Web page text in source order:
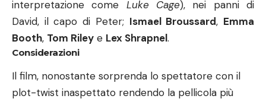
interpretazione come Luke Cage), nei panni di
David, il capo di Peter; Ismael Broussard, Emma
Booth, Tom Riley e Lex Shrapnel.
Considerazioni
Il film, nonostante sorprenda lo spettatore con il
plot-twist inaspettato rendendo la pellicola più